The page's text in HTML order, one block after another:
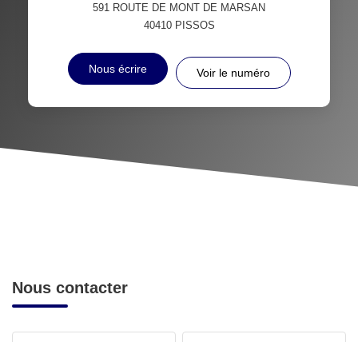
591 ROUTE DE MONT DE MARSAN
40410 PISSOS
Nous écrire Voir le numéro
Nous contacter